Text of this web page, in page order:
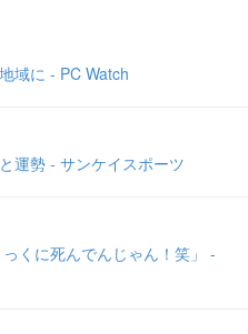
域に - PC Watch
運勢 - サンケイスポーツ
くに死んでんじゃん！笑」 -